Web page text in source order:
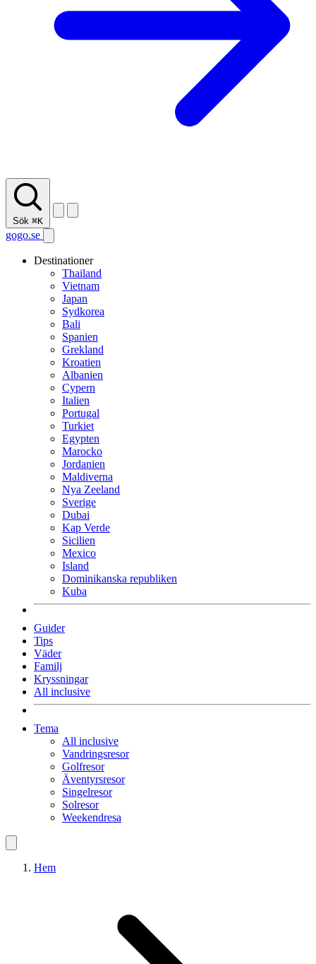
Sök ⌘K
gogo.se
Destinationer
Thailand
Vietnam
Japan
Sydkorea
Bali
Spanien
Grekland
Kroatien
Albanien
Cypern
Italien
Portugal
Turkiet
Egypten
Marocko
Jordanien
Maldiverna
Nya Zeeland
Sverige
Dubai
Kap Verde
Sicilien
Mexico
Island
Dominikanska republiken
Kuba
Guider
Tips
Väder
Familj
Kryssningar
All inclusive
Tema
All inclusive
Vandringsresor
Golfresor
Äventyrsresor
Singelresor
Solresor
Weekendresa
Hem